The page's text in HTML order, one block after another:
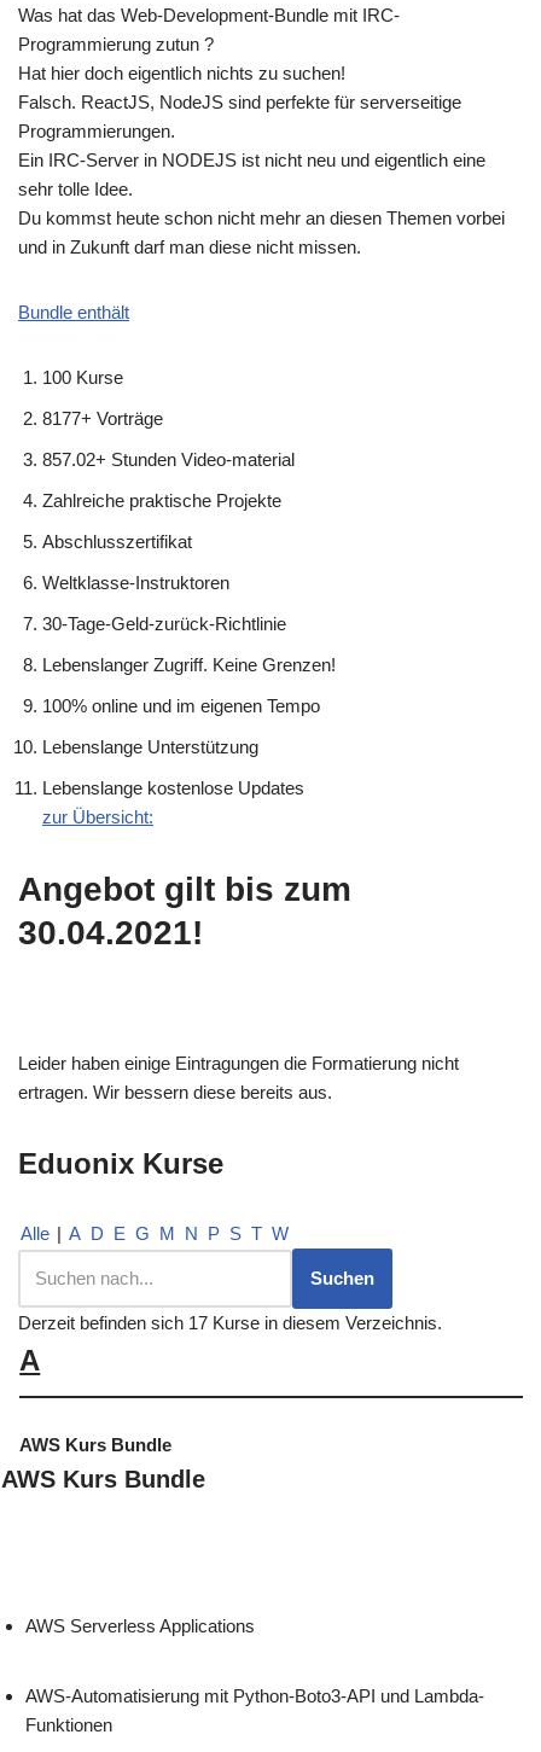
Was hat das Web-Development-Bundle mit IRC-
Programmierung zutun ?
Hat hier doch eigentlich nichts zu suchen!
Falsch. ReactJS, NodeJS sind perfekte für serverseitige
Programmierungen.
Ein IRC-Server in NODEJS ist nicht neu und eigentlich eine
sehr tolle Idee.
Du kommst heute schon nicht mehr an diesen Themen vorbei
und in Zukunft darf man diese nicht missen.
Bundle enthält
100 Kurse
8177+ Vorträge
857.02+ Stunden Video-material
Zahlreiche praktische Projekte
Abschlusszertifikat
Weltklasse-Instruktoren
30-Tage-Geld-zurück-Richtlinie
Lebenslanger Zugriff. Keine Grenzen!
100% online und im eigenen Tempo
Lebenslange Unterstützung
Lebenslange kostenlose Updates
zur Übersicht:
Angebot gilt bis zum
30.04.2021!
Leider haben einige Eintragungen die Formatierung nicht
ertragen. Wir bessern diese bereits aus.
Eduonix Kurse
Alle | A D E G M N P S T W
Derzeit befinden sich 17 Kurse in diesem Verzeichnis.
A
AWS Kurs Bundle
AWS Kurs Bundle
AWS Serverless Applications
AWS-Automatisierung mit Python-Boto3-API und Lambda-
Funktionen